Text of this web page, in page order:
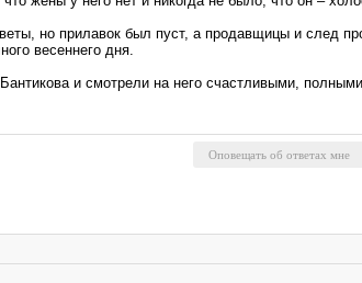
но прилавок был пуст, а продавщицы и след
весеннего дня.
и смотрели на него счастливыми, полными